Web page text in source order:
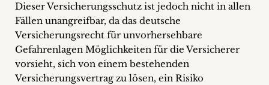
Dieser Versicherungsschutz ist jedoch nicht in allen
Fällen unangreifbar, da das deutsche
Versicherungsrecht für unvorhersehbare
Gefahrenlagen Möglichkeiten für die Versicherer
vorsieht, sich von einem bestehenden
Versicherungsvertrag zu lösen, ein Risiko